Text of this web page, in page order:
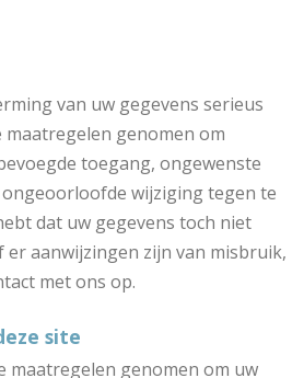
van uw gegevens serieus
maatregelen genomen om
toegang, ongewenste
wijziging tegen te
dat uw gegevens toch niet
er aanwijzingen zijn van misbruik,
met ons op.
site
maatregelen genomen om uw